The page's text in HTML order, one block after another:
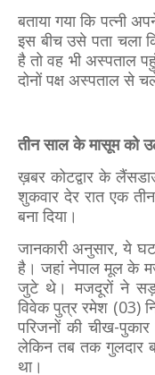
बताया गया कि पत्नी
इस बीच उसे पता चला
है तो वह भी अस्पताल
दोनों पक्ष अस्पताल से
तीन साल के मासूम को
ख़बर कोटद्वार के
शुकवार देर रात एक
बना दिया।
जानकारी अनुसार, ये
है। जहां नेपाल मूल के
जुटे थे। मजदूरों ने
विवेक पुत्र रमेश (03)
परिजनों की चीख-
लेकिन तब तक गुलदार
था।